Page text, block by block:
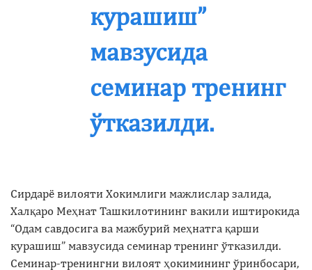
курашиш”
мавзусида
семинар тренинг
ўтказилди.
Сирдарё вилояти Хокимлиги мажлислар залида,
Халқаро Меҳнат Ташкилотининг вакили иштирокида
“Одам савдосига ва мажбурий меҳнатга қарши
курашиш” мавзусида семинар тренинг ўтказилди.
Семинар-тренингни вилоят ҳокимининг ўринбосари,